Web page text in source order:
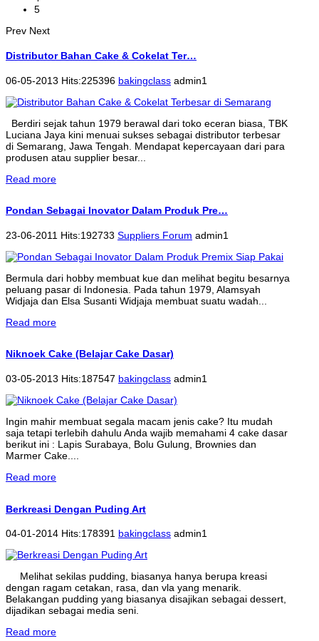
5
Prev Next
Distributor Bahan Cake & Cokelat Ter…
06-05-2013 Hits:225396 bakingclass admin1
Berdiri sejak tahun 1979 berawal dari toko eceran biasa, TBK
Luciana Jaya kini menuai sukses sebagai distributor terbesar
di Semarang, Jawa Tengah. Mendapat kepercayaan dari para
produsen atau supplier besar...
Read more
Pondan Sebagai Inovator Dalam Produk Pre…
23-06-2011 Hits:192733 Suppliers Forum admin1
Bermula dari hobby membuat kue dan melihat begitu besarnya
peluang pasar di Indonesia. Pada tahun 1979, Alamsyah
Widjaja dan Elsa Susanti Widjaja membuat suatu wadah...
Read more
Niknoek Cake (Belajar Cake Dasar)
03-05-2013 Hits:187547 bakingclass admin1
Ingin mahir membuat segala macam jenis cake? Itu mudah
saja tetapi terlebih dahulu Anda wajib memahami 4 cake dasar
berikut ini : Lapis Surabaya, Bolu Gulung, Brownies dan
Marmer Cake....
Read more
Berkreasi Dengan Puding Art
04-01-2014 Hits:178391 bakingclass admin1
Melihat sekilas pudding, biasanya hanya berupa kreasi
dengan ragam cetakan, rasa, dan vla yang menarik.
Belakangan pudding yang biasanya disajikan sebagai dessert,
dijadikan sebagai media seni.
Read more